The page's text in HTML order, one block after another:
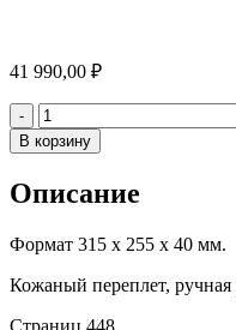
41 990,00 ₽
- Количество
В корзину
Описание
Формат 315 х 255 х 40 мм.
Кожаный переплет, ручная
Страниц 448